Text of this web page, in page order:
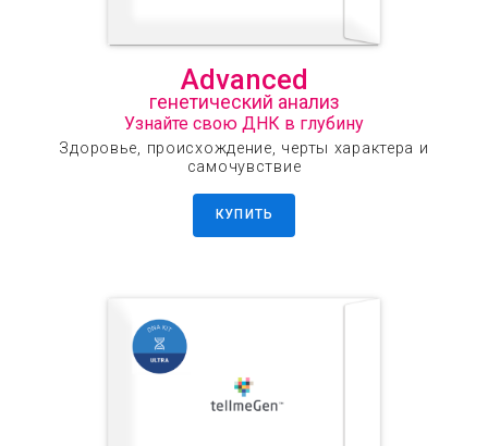
Advanced
генетический анализ
Узнайте свою ДНК в глубину
Здоровье, происхождение, черты характера и
самочувствие
КУПИТЬ